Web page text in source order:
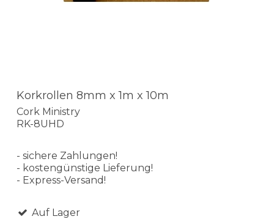
Korkrollen 8mm x 1m x 10m
Cork Ministry
RK-8UHD
- sichere Zahlungen!
- kostengünstige Lieferung!
- Express-Versand!
Auf Lager